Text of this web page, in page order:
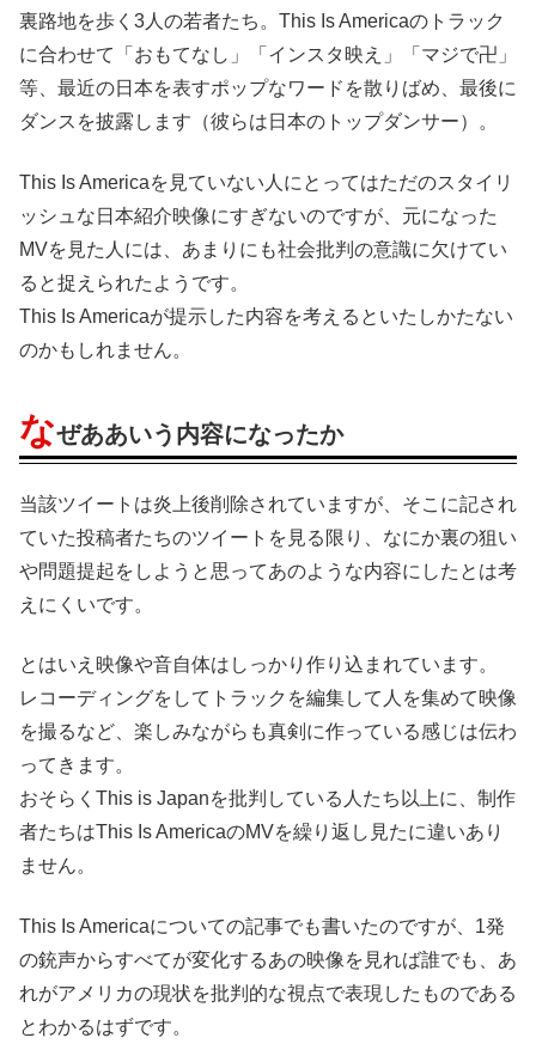
裏路地を歩く3人の若者たち。This Is Americaのトラック
に合わせて「おもてなし」「インスタ映え」「マジで卍」
等、最近の日本を表すポップなワードを散りばめ、最後に
ダンスを披露します（彼らは日本のトップダンサー）。
This Is Americaを見ていない人にとってはただのスタイリ
ッシュな日本紹介映像にすぎないのですが、元になった
MVを見た人には、あまりにも社会批判の意識に欠けてい
ると捉えられたようです。
This Is Americaが提示した内容を考えるといたしかたない
のかもしれません。
なぜああいう内容になったか
当該ツイートは炎上後削除されていますが、そこに記され
ていた投稿者たちのツイートを見る限り、なにか裏の狙い
や問題提起をしようと思ってあのような内容にしたとは考
えにくいです。
とはいえ映像や音自体はしっかり作り込まれています。
レコーディングをしてトラックを編集して人を集めて映像
を撮るなど、楽しみながらも真剣に作っている感じは伝わ
ってきます。
おそらくThis is Japanを批判している人たち以上に、制作
者たちはThis Is AmericaのMVを繰り返し見たに違いあり
ません。
This Is Americaについての記事でも書いたのですが、1発
の銃声からすべてが変化するあの映像を見れば誰でも、あ
れがアメリカの現状を批判的な視点で表現したものである
とわかるはずです。